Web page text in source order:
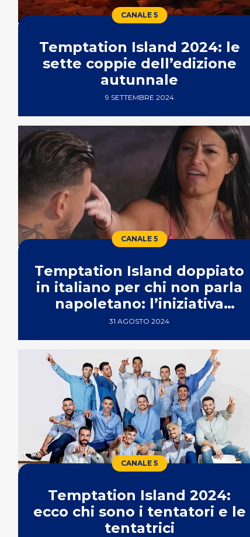
CANALE 5
Temptation Island 2024: le
sette coppie dell’edizione
autunnale
9 SETTEMBRE 2024
CANALE 5
Temptation Island doppiato
in italiano per chi non parla
napoletano: l’iniziativa
social
31 AGOSTO 2024
CANALE 5
Temptation Island 2024:
ecco chi sono i tentatori e le
tentatrici